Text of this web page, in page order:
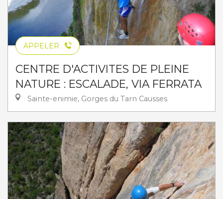
APPELER
CENTRE D'ACTIVITES DE PLEINE
NATURE : ESCALADE, VIA FERRATA
Sainte-enimie, Gorges du Tarn Causses